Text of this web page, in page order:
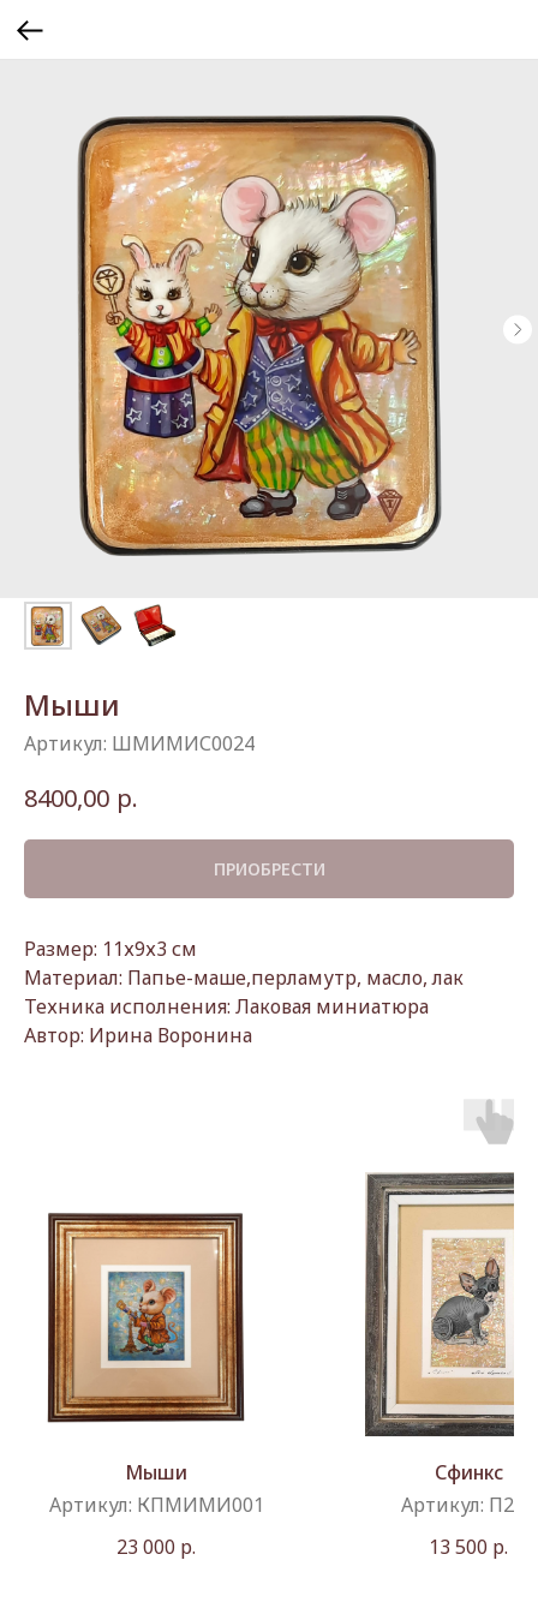
Мыши
Артикул: ШМИМИС0024
8400,00 р.
ПРИОБРЕСТИ
Размер: 11х9х3 см
Материал: Папье-маше,перламутр, масло, лак
Техника исполнения: Лаковая миниатюра
Автор: Ирина Воронина
Мыши
Артикул: КПМИМИ001
23 000 р.
Сфинкс
Артикул: П244
13 500 р.